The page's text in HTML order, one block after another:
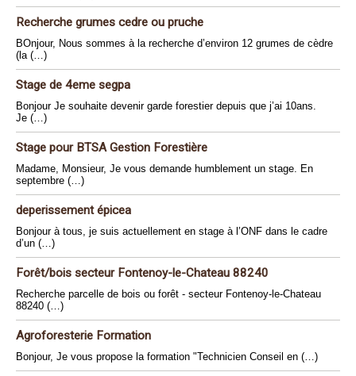
Recherche grumes cedre ou pruche
BOnjour, Nous sommes à la recherche d’environ 12 grumes de cèdre
(la (…)
Stage de 4eme segpa
Bonjour Je souhaite devenir garde forestier depuis que j’ai 10ans.
Je (…)
Stage pour BTSA Gestion Forestière
Madame, Monsieur, Je vous demande humblement un stage. En
septembre (…)
deperissement épicea
Bonjour à tous, je suis actuellement en stage à l’ONF dans le cadre
d’un (…)
Forêt/bois secteur Fontenoy-le-Chateau 88240
Recherche parcelle de bois ou forêt - secteur Fontenoy-le-Chateau
88240 (…)
Agroforesterie Formation
Bonjour, Je vous propose la formation "Technicien Conseil en (…)